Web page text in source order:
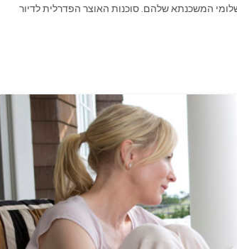
המשכנתא שלהם. סוכנות האוצר הפדרלית לדיור